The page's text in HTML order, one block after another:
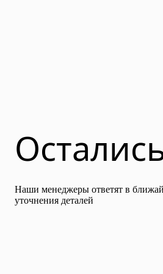
Наши менеджеры ответят в
уточнения деталей